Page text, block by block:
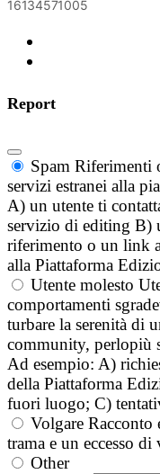
16134571005
Report
Spam Riferimenti
servizi estranei alla
A) un utente ti
servizio di editing B)
riferimento o un link
alla Piattaforma
Utente molesto
comportamenti
turbare la serenità di
community, perlopiù
Ad esempio: A)
della Piattaforma
fuori luogo; C)
Volgare Racconto
trama e un eccesso
Other